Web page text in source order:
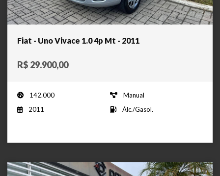
Fiat - Uno Vivace 1.0 4p Mt - 2011
R$ 29.900,00
142.000
Manual
2011
Álc./Gasol.